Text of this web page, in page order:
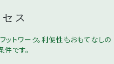
ス
トワーク。利便性もおもてなしの
です。